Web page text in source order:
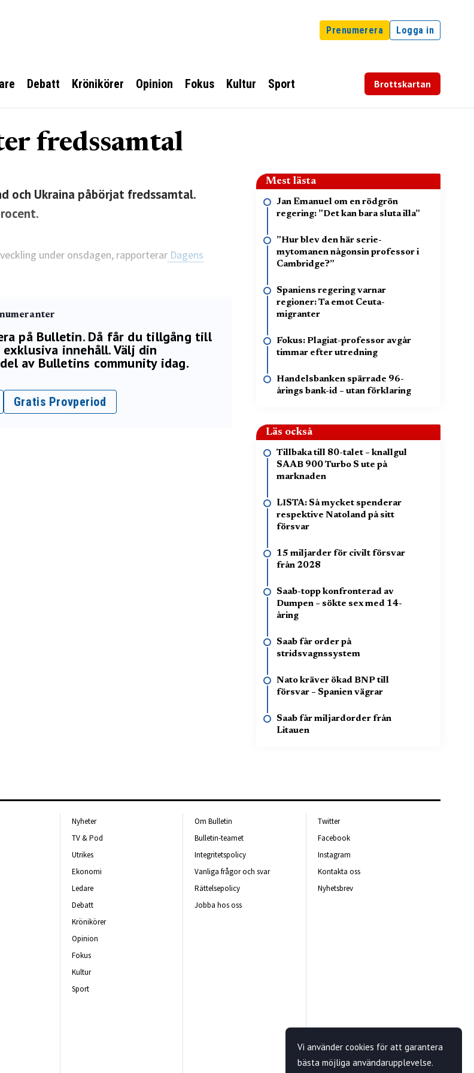
Prenumerera Logga in
Debatt Krönikörer Opinion Fokus Kultur Sport Brottskartan
fredssamtal
och Ukraina påbörjat fredssamtal.
under onsdagen, rapporterar Dagens
på Bulletin. Då får du tillgång till
innehåll. Välj din
av Bulletins community idag.
Gratis Provperiod
Mest lästa
Jan Emanuel om en rödgrön
regering: ”Det kan bara sluta illa”
”Hur blev den här serie-
mytomanen någonsin professor i
Cambridge?”
Spaniens regering varnar
regioner: Ta emot Ceuta-
migranter
Fokus: Plagiat-professor avgår
timmar efter utredning
Handelsbanken spärrade 96-
årings bank-id – utan förklaring
Läs också
Tillbaka till 80-talet – knallgul
SAAB 900 Turbo S ute på
marknaden
LISTA: Så mycket spenderar
respektive Natoland på sitt
försvar
15 miljarder för civilt försvar
från 2028
Saab-topp konfronterad av
Dumpen – sökte sex med 14-
åring
Saab får order på
stridsvagnssystem
Nato kräver ökad BNP till
försvar – Spanien vägrar
Saab får miljardorder från
Litauen
Nyheter
TV & Pod
Utrikes
Ekonomi
Ledare
Debatt
Krönikörer
Opinion
Fokus
Kultur
Sport
Om Bulletin
Bulletin-teamet
Integritetspolicy
Vanliga frågor och svar
Rättelsepolicy
Jobba hos oss
Twitter
Facebook
Instagram
Kontakta oss
Nyhetsbrev
Vi använder cookies för att garantera
bästa möjliga användarupplevelse.